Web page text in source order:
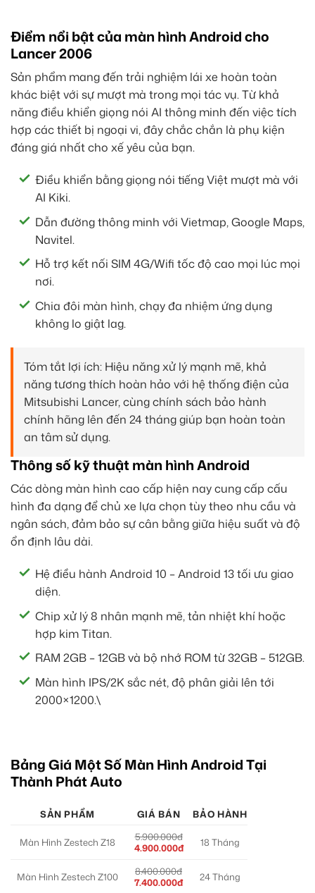
Điểm nổi bật của màn hình Android cho
Lancer 2006
Sản phẩm mang đến trải nghiệm lái xe hoàn toàn
khác biệt với sự mượt mà trong mọi tác vụ. Từ khả
năng điều khiển giọng nói AI thông minh đến việc tích
hợp các thiết bị ngoại vi, đây chắc chắn là phụ kiện
đáng giá nhất cho xế yêu của bạn.
Điều khiển bằng giọng nói tiếng Việt mượt mà với
AI Kiki.
Dẫn đường thông minh với Vietmap, Google Maps,
Navitel.
Hỗ trợ kết nối SIM 4G/Wifi tốc độ cao mọi lúc mọi
nơi.
Chia đôi màn hình, chạy đa nhiệm ứng dụng
không lo giật lag.
Tóm tắt lợi ích: Hiệu năng xử lý mạnh mẽ, khả
năng tương thích hoàn hảo với hệ thống điện của
Mitsubishi Lancer, cùng chính sách bảo hành
chính hãng lên đến 24 tháng giúp bạn hoàn toàn
an tâm sử dụng.
Thông số kỹ thuật màn hình Android
Các dòng màn hình cao cấp hiện nay cung cấp cấu
hình đa dạng để chủ xe lựa chọn tùy theo nhu cầu và
ngân sách, đảm bảo sự cân bằng giữa hiệu suất và độ
ổn định lâu dài.
Hệ điều hành Android 10 – Android 13 tối ưu giao
diện.
Chip xử lý 8 nhân mạnh mẽ, tản nhiệt khí hoặc
hợp kim Titan.
RAM 2GB – 12GB và bộ nhớ ROM từ 32GB – 512GB.
Màn hình IPS/2K sắc nét, độ phân giải lên tới
2000×1200.\
Bảng Giá Một Số Màn Hình Android Tại
Thành Phát Auto
SẢN PHẨM GIÁ BÁN BẢO HÀNH
Màn Hình Zestech Z18
5.900.000đ
4.900.000đ
18 Tháng
Màn Hình Zestech Z100
8.400.000đ
7.400.000đ
24 Tháng